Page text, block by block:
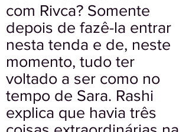
com Rivca? Somente
depois de fazê-la entrar
nesta tenda e de, neste
momento, tudo ter
voltado a ser como no
tempo de Sara. Rashi
explica que havia três